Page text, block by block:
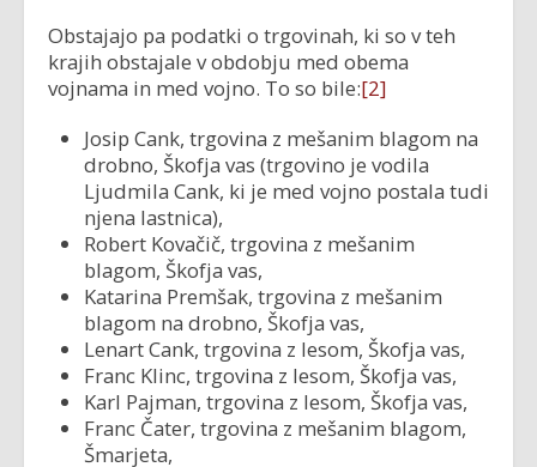
Obstajajo pa podatki o trgovinah, ki so v teh
krajih obstajale v obdobju med obema
vojnama in med vojno. To so bile:[2]
Josip Cank, trgovina z mešanim blagom na
drobno, Škofja vas (trgovino je vodila
Ljudmila Cank, ki je med vojno postala tudi
njena lastnica),
Robert Kovačič, trgovina z mešanim
blagom, Škofja vas,
Katarina Premšak, trgovina z mešanim
blagom na drobno, Škofja vas,
Lenart Cank, trgovina z lesom, Škofja vas,
Franc Klinc, trgovina z lesom, Škofja vas,
Karl Pajman, trgovina z lesom, Škofja vas,
Franc Čater, trgovina z mešanim blagom,
Šmarjeta,